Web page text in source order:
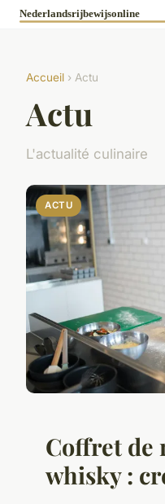
Accueil › Actu
Actu
L'actualité culinaire
ACTU
Coffret de
whisky :